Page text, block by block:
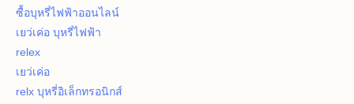
ซื้อบุหรี่ไฟฟ้าออนไลน์
เยว่เค่อ บุหรี่ไฟฟ้า
relex
เยว่เค่อ
relx บุหรี่อิเล็กทรอนิกส์